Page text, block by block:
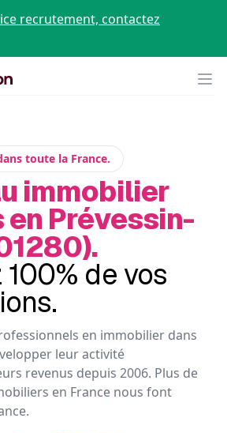
recrutement, contactez
toute la France.
immobilier
en Prévessin-
de vos
en immobilier dans
leur activité
revenus depuis 2006. Plus de
en France nous font